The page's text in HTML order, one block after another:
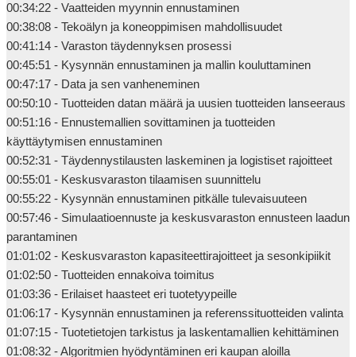
00:34:22 - Vaatteiden myynnin ennustaminen
00:38:08 - Tekoälyn ja koneoppimisen mahdollisuudet
00:41:14 - Varaston täydennyksen prosessi
00:45:51 - Kysynnän ennustaminen ja mallin kouluttaminen
00:47:17 - Data ja sen vanheneminen
00:50:10 - Tuotteiden datan määrä ja uusien tuotteiden lanseeraus
00:51:16 - Ennustemallien sovittaminen ja tuotteiden
käyttäytymisen ennustaminen
00:52:31 - Täydennystilausten laskeminen ja logistiset rajoitteet
00:55:01 - Keskusvaraston tilaamisen suunnittelu
00:55:22 - Kysynnän ennustaminen pitkälle tulevaisuuteen
00:57:46 - Simulaatioennuste ja keskusvaraston ennusteen laadun
parantaminen
01:01:02 - Keskusvaraston kapasiteettirajoitteet ja sesonkipiikit
01:02:50 - Tuotteiden ennakoiva toimitus
01:03:36 - Erilaiset haasteet eri tuotetyypeille
01:06:17 - Kysynnän ennustaminen ja referenssituotteiden valinta
01:07:15 - Tuotetietojen tarkistus ja laskentamallien kehittäminen
01:08:32 - Algoritmien hyödyntäminen eri kaupan aloilla